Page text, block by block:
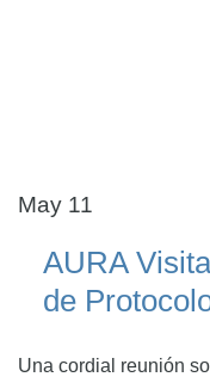
May 11
AURA
de
Una cordial reunión